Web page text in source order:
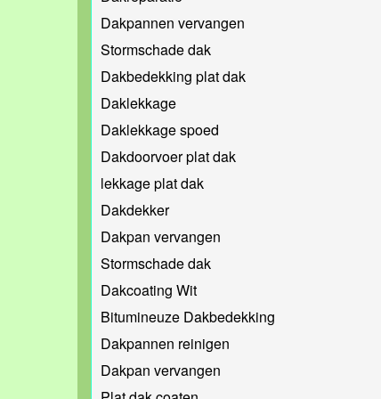
Dakpannen vervangen
Stormschade dak
Dakbedekking plat dak
Daklekkage
Daklekkage spoed
Dakdoorvoer plat dak
lekkage plat dak
Dakdekker
Dakpan vervangen
Stormschade dak
Dakcoating Wit
Bitumineuze Dakbedekking
Dakpannen reinigen
Dakpan vervangen